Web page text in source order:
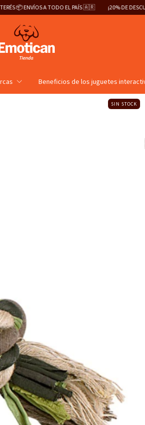
EL PAÍS 🇦🇷 ¡20% DE DESCUENTO ABONANDO
Beneficios de los juguetes
SIN STOCK